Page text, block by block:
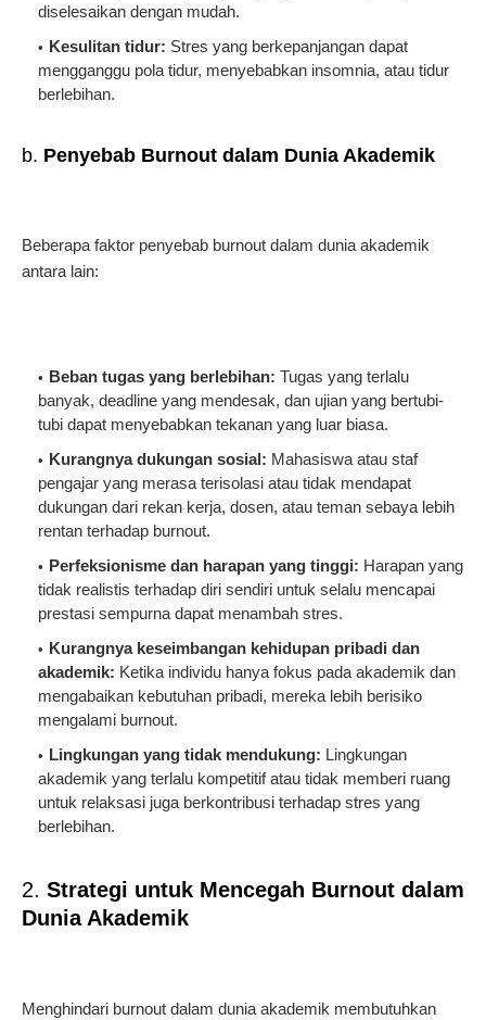
diselesaikan dengan mudah.
Kesulitan tidur: Stres yang berkepanjangan dapat
mengganggu pola tidur, menyebabkan insomnia, atau tidur
berlebihan.
b. Penyebab Burnout dalam Dunia Akademik
Beberapa faktor penyebab burnout dalam dunia akademik
antara lain:
Beban tugas yang berlebihan: Tugas yang terlalu
banyak, deadline yang mendesak, dan ujian yang bertubi-
tubi dapat menyebabkan tekanan yang luar biasa.
Kurangnya dukungan sosial: Mahasiswa atau staf
pengajar yang merasa terisolasi atau tidak mendapat
dukungan dari rekan kerja, dosen, atau teman sebaya lebih
rentan terhadap burnout.
Perfeksionisme dan harapan yang tinggi: Harapan yang
tidak realistis terhadap diri sendiri untuk selalu mencapai
prestasi sempurna dapat menambah stres.
Kurangnya keseimbangan kehidupan pribadi dan
akademik: Ketika individu hanya fokus pada akademik dan
mengabaikan kebutuhan pribadi, mereka lebih berisiko
mengalami burnout.
Lingkungan yang tidak mendukung: Lingkungan
akademik yang terlalu kompetitif atau tidak memberi ruang
untuk relaksasi juga berkontribusi terhadap stres yang
berlebihan.
2. Strategi untuk Mencegah Burnout dalam
Dunia Akademik
Menghindari burnout dalam dunia akademik membutuhkan